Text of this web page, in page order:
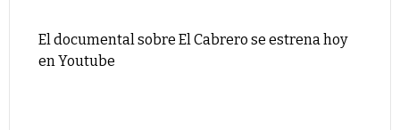
El documental sobre El Cabrero se estrena hoy
en Youtube